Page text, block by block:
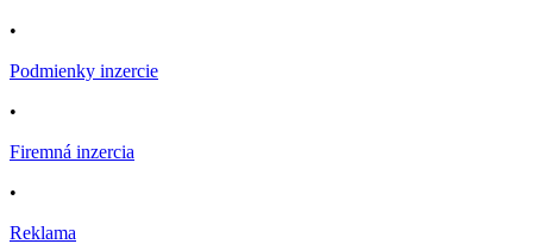
•
Podmienky inzercie
•
Firemná inzercia
•
Reklama